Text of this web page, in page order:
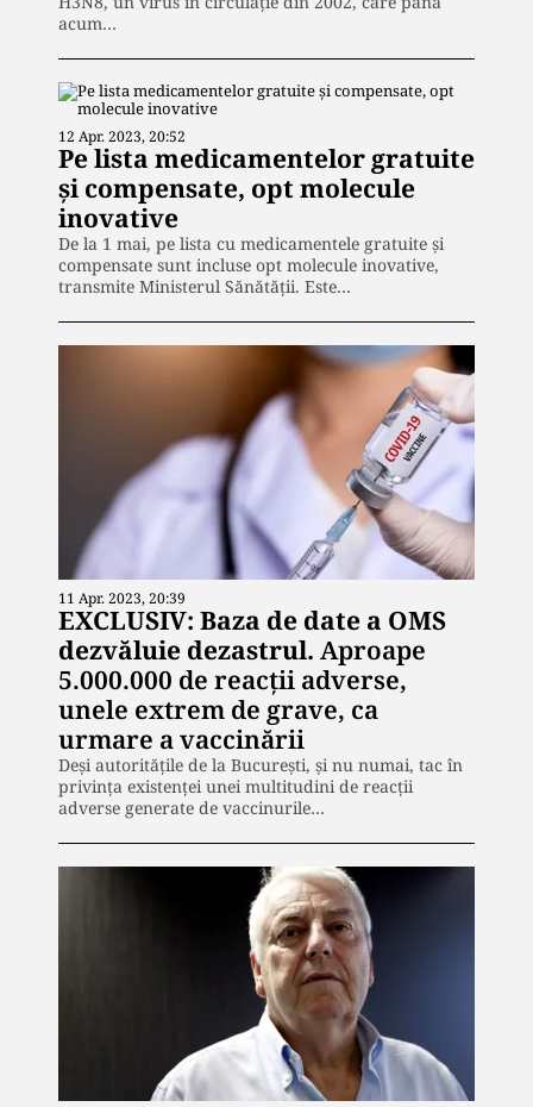
acum…
12 Apr. 2023, 20:52
Pe lista medicamentelor gratuite
și compensate, opt molecule
inovative
De la 1 mai, pe lista cu medicamentele gratuite și
compensate sunt incluse opt molecule inovative,
transmite Ministerul Sănătății. Este…
11 Apr. 2023, 20:39
EXCLUSIV: Baza de date a OMS
dezvăluie dezastrul. Aproape
5.000.000 de reacţii adverse,
unele extrem de grave, ca
urmare a vaccinării
Deşi autorităţile de la Bucureşti, şi nu numai, tac în
privinţa existenţei unei multitudini de reacţii
adverse generate de vaccinurile…